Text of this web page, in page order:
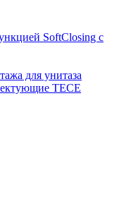
SoftClosing с
для унитаза
TECE